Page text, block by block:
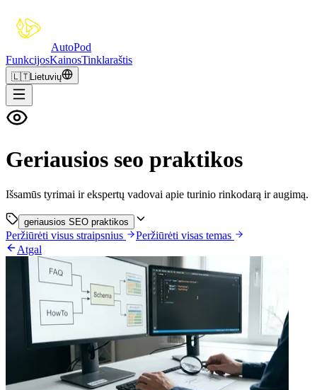
AutoPod
FunkcijosKainosTinklaraštis
🇱🇹Lietuvių
Geriausios seo praktikos
Išsamūs tyrimai ir ekspertų vadovai apie turinio rinkodarą ir augimą.
geriausios SEO praktikos
Peržiūrėti visus straipsnius
Peržiūrėti visas temas
Atgal